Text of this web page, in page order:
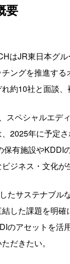
要
はJR東日本グ
ングを推進す
約10社と面談
スペシャルエデ
2025年に予定
保有施設やKDDI
ジネス・文化が
たサステナブル
した課題を明確
のアセットを活
だきたい。